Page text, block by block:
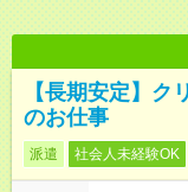
【長期安定】ク
のお仕事
派遣 社会人未経験OK